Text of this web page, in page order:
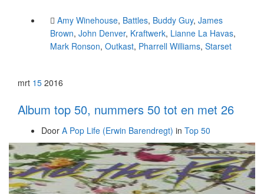
Amy Winehouse, Battles, Buddy Guy, James
Brown, John Denver, Kraftwerk, Lianne La Havas,
Mark Ronson, Outkast, Pharrell Williams, Starset
mrt 15 2016
Album top 50, nummers 50 tot en met 26
Door A Pop Life (Erwin Barendregt) in Top 50